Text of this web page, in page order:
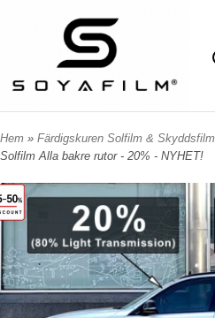
Hem » Färdigskuren Solfilm & Skyddsfilm
Solfilm Alla bakre rutor - 20% - NYHET!